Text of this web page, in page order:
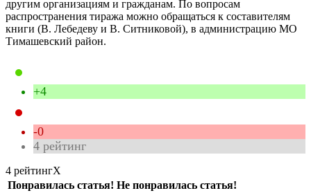
другим организациям и гражданам. По вопросам
распространения тиража можно обращаться к составителям
книги (В. Лебедеву и В. Ситниковой), в администрацию МО
Тимашевский район.
+4
-0
4 рейтинг
4 рейтингX
Понравилась статья! Не понравилась статья!